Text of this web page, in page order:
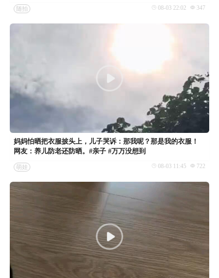
随拍 08-03 22:02 347
妈妈怕晒把衣服披头上，儿子哭诉：那我呢？那是我的衣服！
网友：养儿防老还防晒。#亲子 #万万没想到
萌娃 08-03 11:45 722